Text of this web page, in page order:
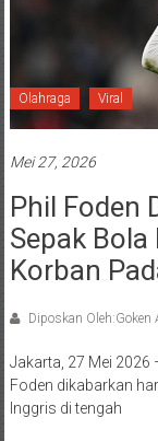
Olahraga Viral
Mei 27, 2026
Phil Foden
Sepak
Korban
Diposkan Oleh:Goken
Jakarta, 27 Mei 2026
Foden dikabarkan
Inggris di tengah